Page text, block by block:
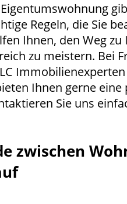
Regeln, die Sie
Ihnen, den Weg zu
zu meistern. Bei
Ihnen gerne eine
Sie uns
zwischen